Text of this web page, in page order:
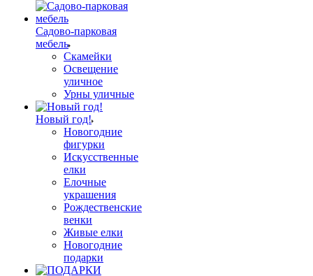
Садово-парковая
мебель
Скамейки
Освещение
уличное
Урны уличные
Новый год!
Новогодние
фигурки
Искусственные
елки
Елочные
украшения
Рождественские
венки
Живые елки
Новогодние
подарки